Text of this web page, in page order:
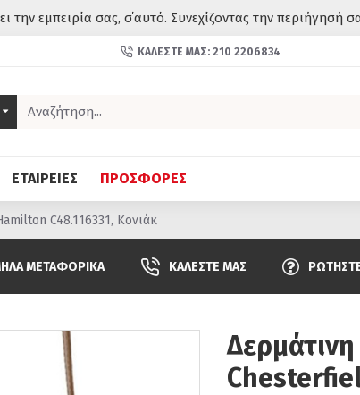
την εμπειρία σας, σ΄αυτό. Συνεχίζοντας την
ΚΑΛΈΣΤΕ ΜΑΣ: 210 2206834
ΕΤΑΙΡΕΙΕΣ ΠΡΟΣΦΟΡΕΣ
C48.116331, Κονιάκ
ΜΕΤΑΦΟΡΙΚΆ ΚΑΛΈΣΤΕ ΜΑΣ